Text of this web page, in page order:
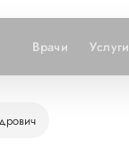
Врачи Услуги